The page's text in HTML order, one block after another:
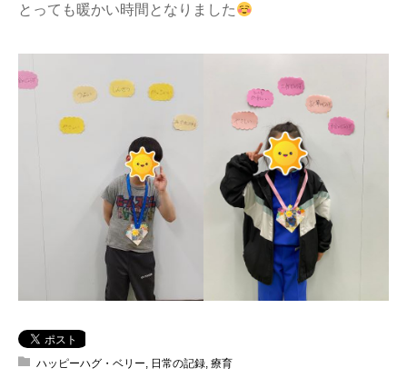
とっても暖かい時間となりました
ハッピーハグ・ベリー, 日常の記録, 療育